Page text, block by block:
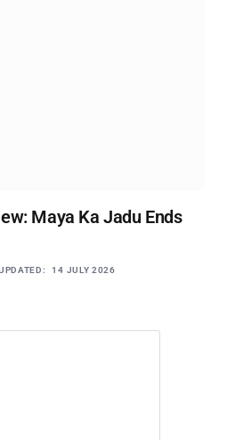
Maya Ka Jadu Ends
14 JULY 2026